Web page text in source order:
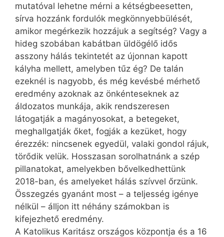
mutatóval lehetne mérni a kétségbeesetten,
sírva hozzánk fordulók megkönnyebbülését,
amikor megérkezik hozzájuk a segítség? Vagy a
hideg szobában kabátban üldögélő idős
asszony hálás tekintetét az újonnan kapott
kályha mellett, amelyben tűz ég? De talán
ezeknél is nagyobb, és még kevésbé mérhető
eredmény azoknak az önkénteseknek az
áldozatos munkája, akik rendszeresen
látogatják a magányosokat, a betegeket,
meghallgatják őket, fogják a kezüket, hogy
érezzék: nincsenek egyedül, valaki gondol rájuk,
törődik velük. Hosszasan sorolhatnánk a szép
pillanatokat, amelyekben bővelkedhettünk
2018-ban, és amelyeket hálás szívvel őrzünk.
Összegzés gyanánt most – a teljesség igénye
nélkül – álljon itt néhány számokban is
kifejezhető eredmény.
A Katolikus Karitász országos központja és a 16